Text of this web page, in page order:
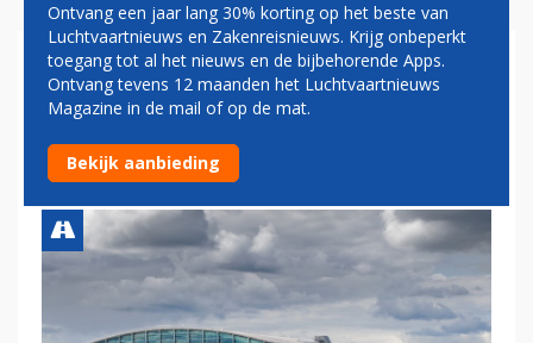
LUCHTHAVEN HEATHROW
HELE DAG DICHT DOOR
GROTE STROOMSTORING
Ontvang een jaar lang 30% korting op het beste van
Luchtvaartnieuws en Zakenreisnieuws. Krijg onbeperkt
toegang tot al het nieuws en de bijbehorende Apps.
Ontvang tevens 12 maanden het Luchtvaartnieuws
Magazine in de mail of op de mat.
Bekijk aanbieding